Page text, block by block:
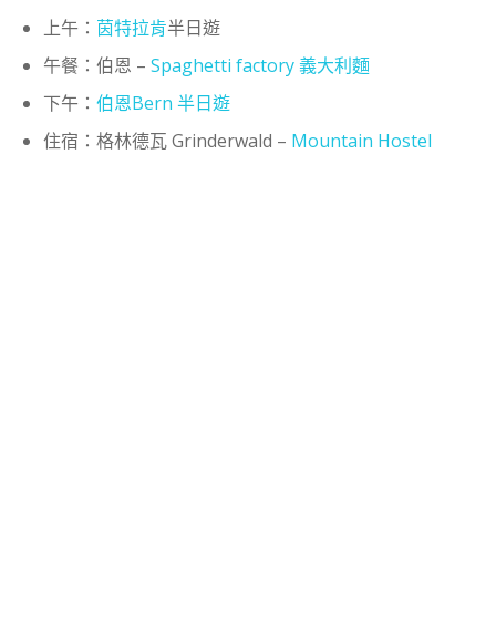
上午： 茵特拉肯半日遊
午餐：伯恩 – Spaghetti factory 義大利麵
下午： 伯恩Bern 半日遊
住宿：格林德瓦 Grinderwald – Mountain Hostel